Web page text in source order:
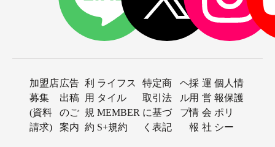
加盟店
募集
(資料
請求)
広告
出稿
のご
案内
利
用
規
約
ライフス
タイル
MEMBER
S+規約
特定商
取引法
に基づ
く表記
ヘ
ル
プ
採
用
情
報
運
営
会
社
個人情
報保護
ポリ
シー